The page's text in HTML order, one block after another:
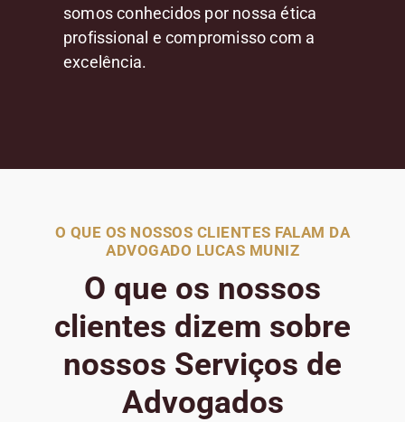
somos conhecidos por nossa ética
profissional e compromisso com a
excelência.
O QUE OS NOSSOS CLIENTES FALAM DA
ADVOGADO LUCAS MUNIZ
O que os nossos
clientes dizem sobre
nossos Serviços de
Advogados